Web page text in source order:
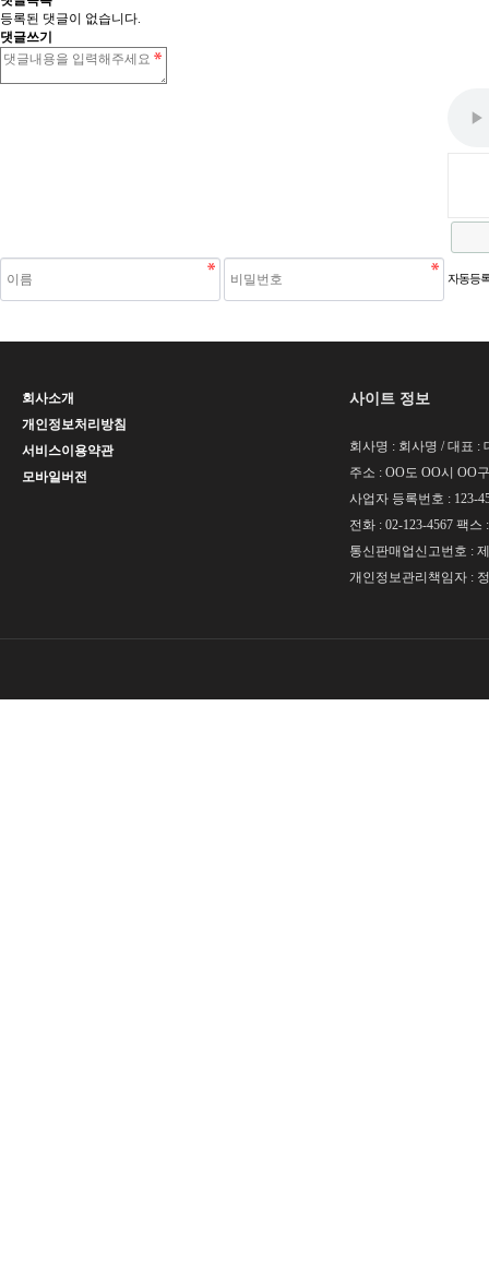
등록된 댓글이 없습니다.
댓글쓰기
자동등
회사소개
개인정보처리방침
서비스이용약관
모바일버전
사이트 정보
회사명 : 회사명 / 대표 :
주소 : OO도 OO시 OO
사업자 등록번호 : 123-
전화 : 02-123-4567 팩스
통신판매업신고번호 :
개인정보관리책임자 :